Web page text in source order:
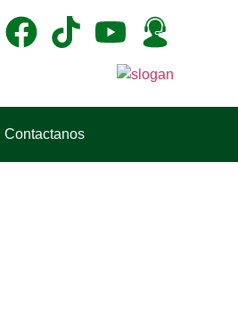
Contactanos